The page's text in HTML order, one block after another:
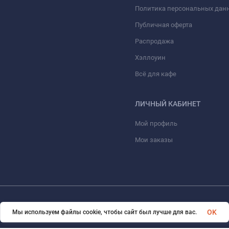
Политика персональных
Публичная оферта
Распродажа
Хэллоуин
Всё для кафе
ЛИЧНЫЙ КАБИНЕТ
Мой профиль
Мои заказы
Мы используем файлы cookie, чтобы сайт был лучше для вас.
OK